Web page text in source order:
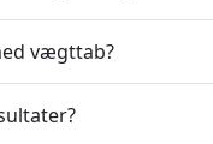
vægttab?